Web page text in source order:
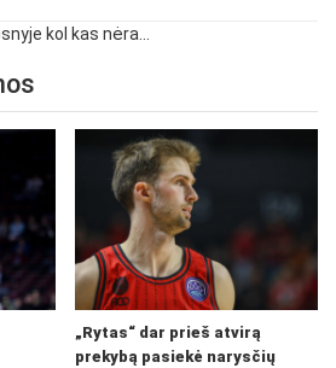
kol kas nėra...
„Rytas“ dar prieš atvirą
prekybą pasiekė narysčių